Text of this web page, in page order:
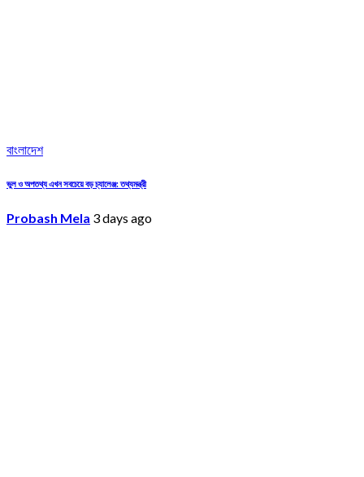
বাংলাদেশ
ভুল ও অপতথ্য এখন সবচেয়ে বড় চ্যালেঞ্জ: তথ্যমন্ত্রী
Probash Mela 3 days ago